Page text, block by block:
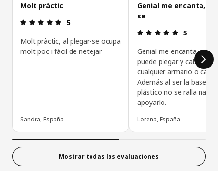
Molt pràctic
Reseña: 5 de 5 estrellas.
5
Molt pràctic, al plegar-se ocupa
molt poc i fàcil de netejar
Sandra, España
Genial me encanta,
se
Reseña: 5
5
Genial me encanta,
puede plegar y cabe en
cualquier armario o
Además al ser la base de
plástico no se ralla nada
apoyarlo.
Lorena, España
Mostrar todas las evaluaciones